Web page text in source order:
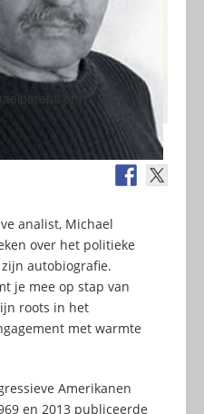
analist, Michael
over het politieke
zijn autobiografie.
je mee op stap van
roots in het
met warmte
Amerikanen
en 2013 publiceerde